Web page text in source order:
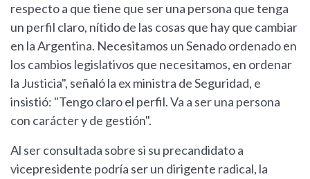
respecto a que tiene que ser una persona que tenga
un perfil claro, nítido de las cosas que hay que cambiar
en la Argentina. Necesitamos un Senado ordenado en
los cambios legislativos que necesitamos, en ordenar
la Justicia", señaló la ex ministra de Seguridad, e
insistió: "Tengo claro el perfil. Va a ser una persona
con carácter y de gestión".
Al ser consultada sobre si su precandidato a
vicepresidente podría ser un dirigente radical, la